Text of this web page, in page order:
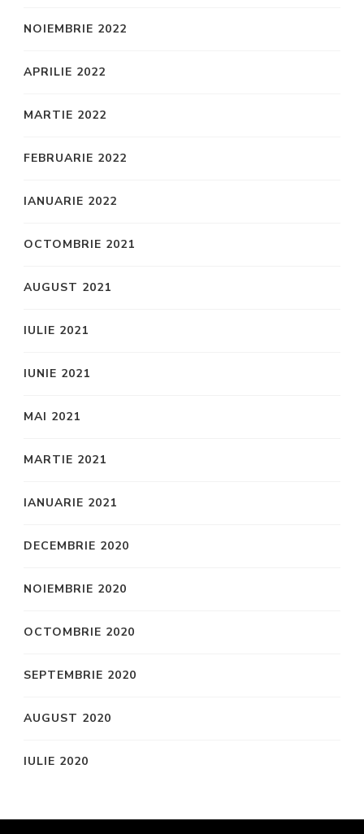
NOIEMBRIE 2022
APRILIE 2022
MARTIE 2022
FEBRUARIE 2022
IANUARIE 2022
OCTOMBRIE 2021
AUGUST 2021
IULIE 2021
IUNIE 2021
MAI 2021
MARTIE 2021
IANUARIE 2021
DECEMBRIE 2020
NOIEMBRIE 2020
OCTOMBRIE 2020
SEPTEMBRIE 2020
AUGUST 2020
IULIE 2020